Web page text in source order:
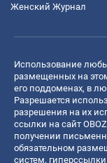
Женский Журнал
Использование
размещенных на
его поддоменах, в
Разрешается
разрешения на их
ссылки на сайт
получении
обязательном
систем,